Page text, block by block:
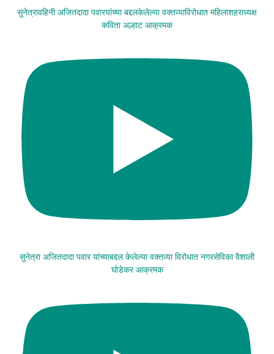
सुनेत्रावहिनी अजितदादा पवारयांच्या बद्दलकेलेल्या वक्तव्याविरोधात महिलाशहराध्यक्ष
कविता अल्हाट आक्रमक
सुनेत्रा अजितदादा पवार यांच्याबद्दल केलेल्या वक्तव्या विरोधात नगरसेविका वैशाली
घोडेकर आक्रमक